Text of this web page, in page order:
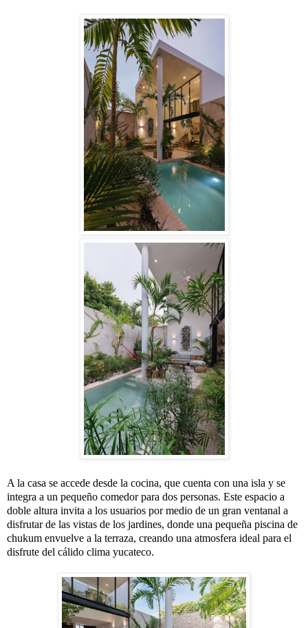
A la casa se accede desde la cocina, que cuenta con una isla y se
integra a un pequeño comedor para dos personas. Este espacio a
doble altura invita a los usuarios por medio de un gran ventanal a
disfrutar de las vistas de los jardines, donde una pequeña piscina de
chukum envuelve a la terraza, creando una atmosfera ideal para el
disfrute del cálido clima yucateco.